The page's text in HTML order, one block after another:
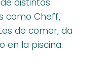
distintos
como Cheff,
de comer, da
en la piscina.